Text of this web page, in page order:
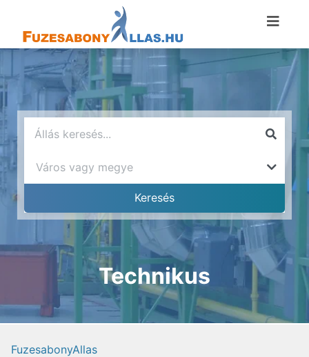
Technikus
FuzesabonyAllas